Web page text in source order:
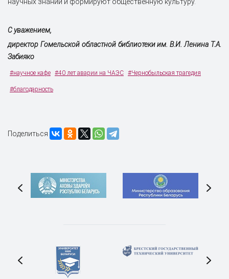
С уважением,
директор Гомельской областной библиотеки им. В.И. Ленина Т.А.
Забияко
#научное кафе #40 лет аварии на ЧАЭС #Чернобыльская трагедия
#благодарность
Поделиться